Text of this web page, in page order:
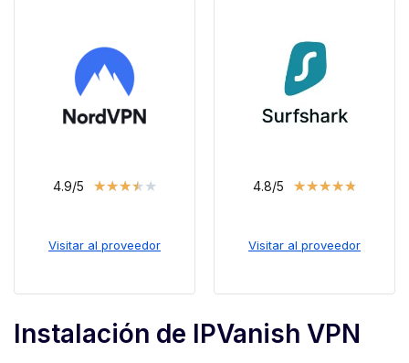
4.9/5 ★★★★★
Visitar al proveedor
4.8/5 ★★★★★
Visitar al proveedor
Instalación de IPVanish VPN